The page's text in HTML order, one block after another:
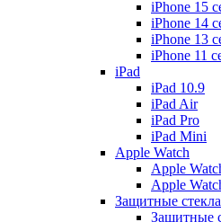
iPhone 15
iPhone 14
iPhone 13
iPhone 11
iPad
iPad 10.9
iPad Air
iPad Pro
iPad Mini
Apple Watch
Apple
Apple
Защитные стекла
Защитные